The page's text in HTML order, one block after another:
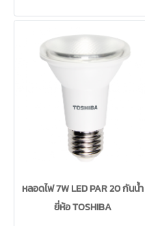
หลอดไฟ 7W LED PAR 20 กันน้ำ
ยี่ห้อ TOSHIBA